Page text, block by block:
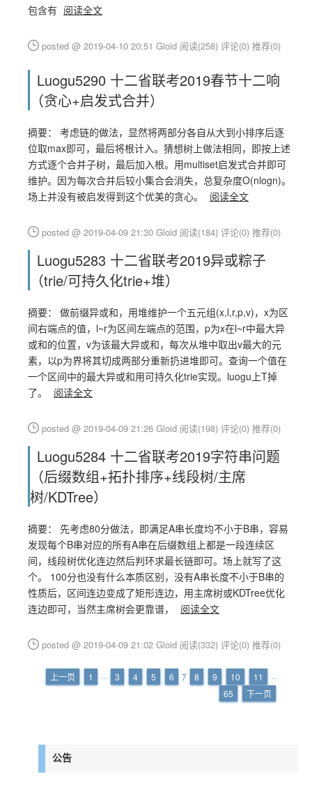
包含有 阅读全文
posted @ 2019-04-10 20:51 Gloid 阅读(258) 评论(0) 推荐(0)
Luogu5290 十二省联考2019春节十二响
（贪心+启发式合并）
摘要： 考虑链的做法，显然将两部分各自从大到小排序后逐
位取max即可，最后将根计入。猜想树上做法相同，即按上述
方式逐个合并子树，最后加入根。用multiset启发式合并即可
维护。因为每次合并后较小集合会消失，总复杂度O(nlogn)。
场上并没有被启发得到这个优美的贪心。
阅读全文
posted @ 2019-04-09 21:30 Gloid 阅读(184) 评论(0) 推荐(0)
Luogu5283 十二省联考2019异或粽子
（trie/可持久化trie+堆）
摘要： 做前缀异或和，用堆维护一个五元组(x,l,r,p,v)，x为区
间右端点的值，l~r为区间左端点的范围，p为x在l~r中最大异
或和的位置，v为该最大异或和，每次从堆中取出v最大的元
素，以p为界将其切成两部分重新扔进堆即可。查询一个值在
一个区间中的最大异或和用可持久化trie实现。luogu上T掉
了。
阅读全文
posted @ 2019-04-09 21:26 Gloid 阅读(198) 评论(0) 推荐(0)
Luogu5284 十二省联考2019字符串问题
（后缀数组+拓扑排序+线段树/主席
树/KDTree）
摘要： 先考虑80分做法，即满足A串长度均不小于B串，容易
发现每个B串对应的所有A串在后缀数组上都是一段连续区
间，线段树优化连边然后判环求最长链即可。场上就写了这
个。 100分也没有什么本质区别，没有A串长度不小于B串的
性质后，区间连边变成了矩形连边，用主席树或KDTree优化
连边即可，当然主席树会更靠谱，
阅读全文
posted @ 2019-04-09 21:02 Gloid 阅读(332) 评论(0) 推荐(0)
上一页 1 ··· 3 4 5 6 7 8 9 10 11
···
65
下一页
公告